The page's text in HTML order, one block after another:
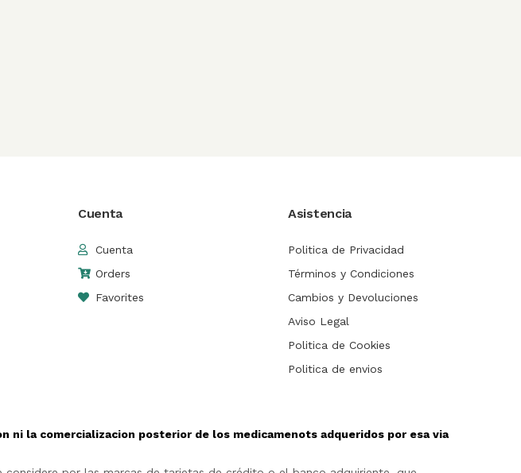
Cuenta
Cuenta
Orders
Favorites
Asistencia
Politica de Privacidad
Términos y Condiciones
Cambios y Devoluciones
Aviso Legal
Politica de Cookies
Politica de envios
ni la comercializacion posterior de los medicamenots adqueridos por esa via